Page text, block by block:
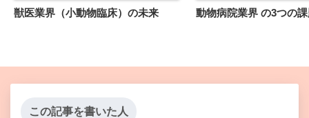
獣医業界（小動物臨床）の未来 動物病院業界 の3つの
この記事を書いた人